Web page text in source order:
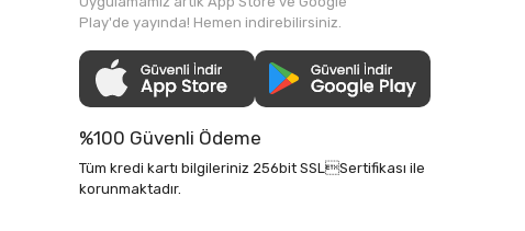
Play'de yayında! Hemen indirebilirsiniz.
%100 Güvenli Ödeme
Tüm kredi kartı bilgileriniz 256bit SSLSertifikası ile
korunmaktadır.